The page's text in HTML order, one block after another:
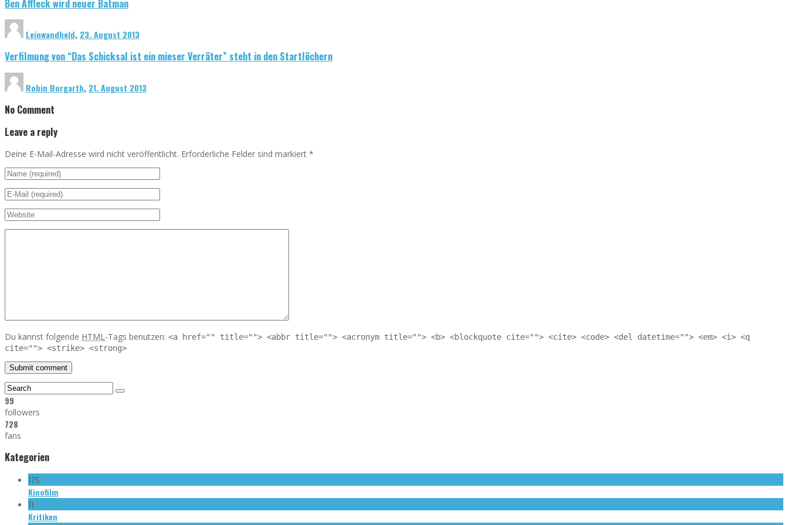
Ben Affleck wird neuer Batman
Leinwandheld, 23. August 2013
Verfilmung von “Das Schicksal ist ein mieser Verräter” steht in den Startlöchern
Robin Burgarth, 21. August 2013
No Comment
Leave a reply
Deine E-Mail-Adresse wird nicht veröffentlicht. Erforderliche Felder sind markiert *
Du kannst folgende HTML -Tags benutzen: <a href="" title=""> <abbr title=""> <acronym title=""> <b> <blockquote cite=""> <cite> <code> <del datetime=""> <em> <i> <q
cite=""> <strike> <strong>
99
followers
728
fans
Kategorien
175
Kinofilm
11
Kritiken